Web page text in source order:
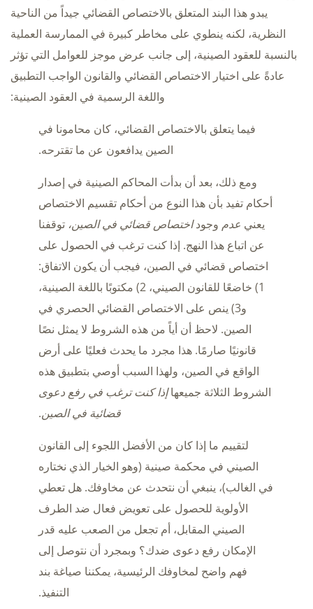
يبدو هذا البند المتعلق بالاختصاص القضائي جيداً من الناحية
النظرية، لكنه ينطوي على مخاطر كبيرة في الممارسة العملية
بالنسبة للعقود الصينية، إلى جانب عرض موجز للعوامل التي تؤثر
عادةً على اختيار الاختصاص القضائي والقانون الواجب التطبيق
واللغة الرسمية في العقود الصينية:
فيما يتعلق بالاختصاص القضائي، كان محامونا في
الصين يدافعون عن ما تقترحه.
ومع ذلك، بعد أن بدأت المحاكم الصينية في إصدار
أحكام تفيد بأن هذا النوع من أحكام تقسيم الاختصاص
يعني عدم وجوداختصاص قضائي في الصين، توقفنا
عن اتباع هذا النهج. إذا كنت ترغب في الحصول على
اختصاص قضائي في الصين، فيجب أن يكون الاتفاق:
1) خاضعًا للقانون الصيني، 2) مكتوبًا باللغة الصينية،
و3) ينص على الاختصاص القضائي الحصري في
الصين. لاحظ أن أياً من هذه الشروط لا يمثل نصًا
قانونيًا صارمًا. هذا مجرد ما يحدث فعليًا على أرض
الواقع في الصين، ولهذا السبب أوصي بتطبيق هذه
الشروط الثلاثة جميعهاإذا كنت ترغب في رفع دعوى
قضائية في الصين.
لتقييم ما إذا كان من الأفضل اللجوء إلى القانون
الصيني في محكمة صينية (وهو الخيار الذي نختاره
في الغالب)، ينبغي أن نتحدث عن مخاوفك. هل تعطي
الأولوية للحصول على تعويض فعال ضد الطرف
الصيني المقابل، أم تجعل من الصعب عليه قدر
الإمكان رفع دعوى ضدك؟ وبمجرد أن نتوصل إلى
فهم واضح لمخاوفك الرئيسية، يمكننا صياغة بند
التنفيذ.